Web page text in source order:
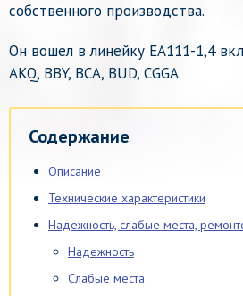
собственного производства.
Он вошел в линейку EA111-1,4
AKQ, BBY, BCA, BUD, CGGA.
Содержание
Описание
Технические характеристики
Надежность, слабые места,
Надежность
Слабые места